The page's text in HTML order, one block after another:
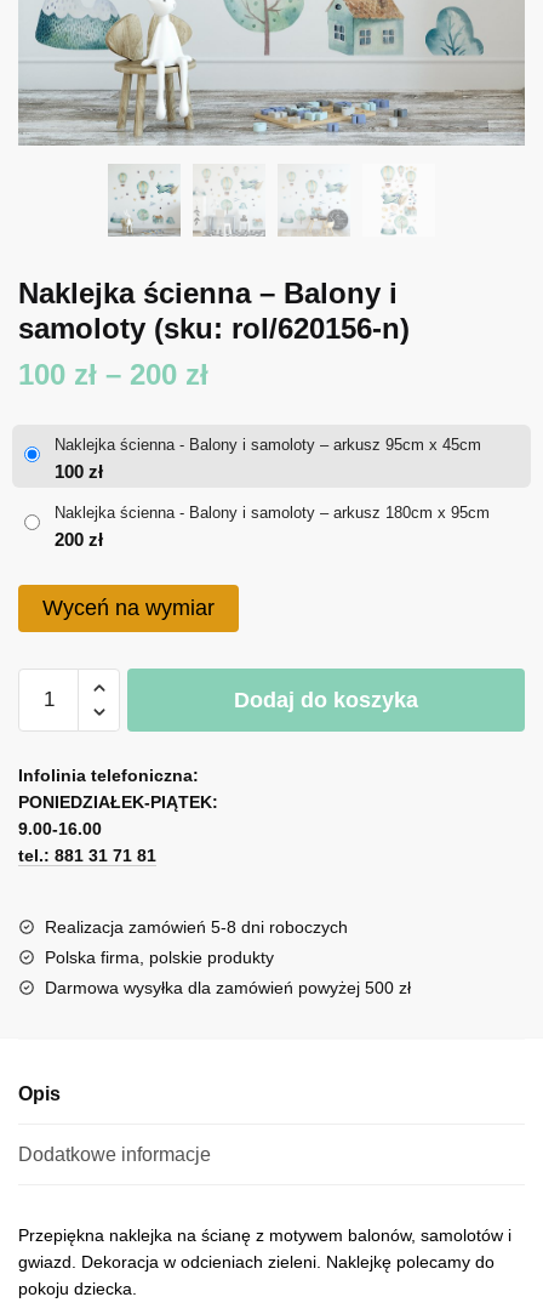
Naklejka ścienna – Balony i
samoloty (sku: rol/620156-n)
100 zł – 200 złZakres
od
100 zł
200 zł
Naklejka ścienna - Balony i samoloty – arkusz 95cm x 45cm
100 zł
Naklejka ścienna - Balony i samoloty – arkusz 180cm x 95cm
200 zł
Wyceń na wymiar
Naklejka
-
Balony
i
samoloty
Dodaj do koszyka
l
t
e
r
a
t
i
Infolinia telefoniczna:
PONIEDZIAŁEK-PIĄTEK:
9.00-16.00
tel.: 881 31 71 81
Realizacja zamówień 5-8 dni roboczych
Polska firma, polskie produkty
Darmowa wysyłka dla zamówień powyżej 500 zł
Opis
Dodatkowe informacje
Przepiękna naklejka na ścianę z motywem balonów, samolotów i
gwiazd. Dekoracja w odcieniach zieleni. Naklejkę polecamy do
pokoju dziecka.